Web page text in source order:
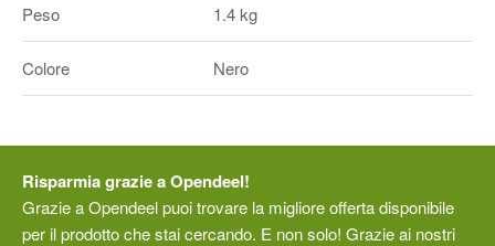
Peso 1.4 kg
Colore Nero
Risparmia grazie a Opendeel!
Grazie a Opendeel puoi trovare la migliore offerta disponibile
per il prodotto che stai cercando. E non solo! Grazie ai nostri